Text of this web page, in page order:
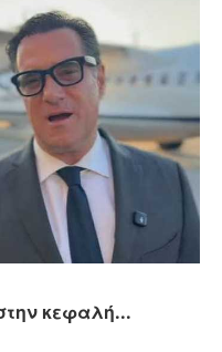
κεφαλή...